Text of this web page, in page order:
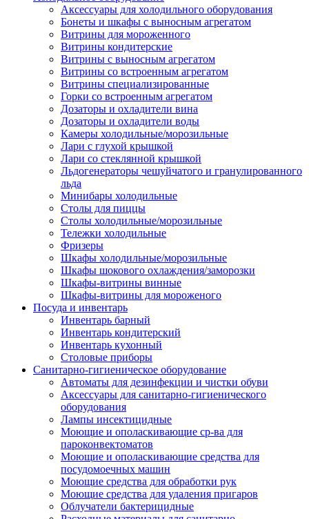
Аксессуары для холодильного оборудования
Бонеты и шкафы с выносным агрегатом
Витрины для мороженного
Витрины кондитерские
Витрины с выносным агрегатом
Витрины со встроенным агрегатом
Витрины специализированные
Горки со встроенным агрегатом
Дозаторы и охладители вина
Дозаторы и охладители воды
Камеры холодильные/морозильные
Лари с глухой крышкой
Лари со стеклянной крышкой
Льдогенераторы чешуйчатого и гранулированного
льда
Минибары холодильные
Столы для пиццы
Столы холодильные/морозильные
Тележки холодильные
Фризеры
Шкафы холодильные/морозильные
Шкафы шокового охлаждения/заморозки
Шкафы-витрины винные
Шкафы-витрины для мороженого
Посуда и инвентарь
Инвентарь барный
Инвентарь кондитерский
Инвентарь кухонный
Столовые приборы
Санитарно-гигиеническое оборудование
Автоматы для дезинфекции и чистки обуви
Аксессуары для санитарно-гигиенического
оборудования
Лампы инсектицидные
Моющие и ополаскивающие ср-ва для
пароконвектоматов
Моющие и ополаскивающие средства для
посудомоечных машин
Моющие средства для обработки рук
Моющие средства для удаления пригаров
Облучатели бактерицидные